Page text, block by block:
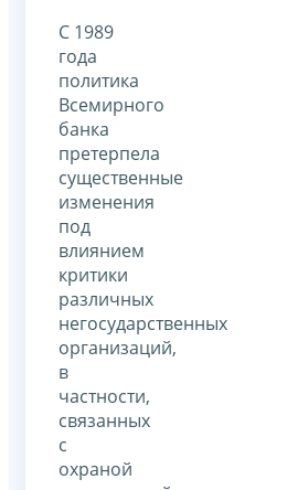
С 1989
года
политика
Всемирного
банка
претерпела
существенные
изменения
под
влиянием
критики
различных
негосударственных
организаций,
в
частности,
связанных
с
охраной